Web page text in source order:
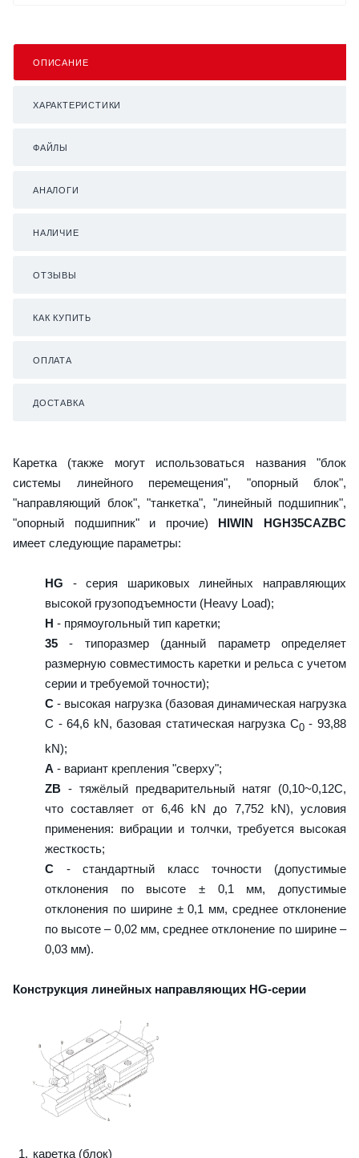
ОПИСАНИЕ
ХАРАКТЕРИСТИКИ
ФАЙЛЫ
АНАЛОГИ
НАЛИЧИЕ
ОТЗЫВЫ
КАК КУПИТЬ
ОПЛАТА
ДОСТАВКА
Каретка (также могут использоваться названия "блок
системы линейного перемещения", "опорный блок",
"направляющий блок", "танкетка", "линейный подшипник",
"опорный подшипник" и прочие) HIWIN HGH35CAZBC
имеет следующие параметры:
HG - серия шариковых линейных направляющих
высокой грузоподъемности (Heavy Load);
H - прямоугольный тип каретки;
35 - типоразмер (данный параметр определяет
размерную совместимость каретки и рельса с учетом
серии и требуемой точности);
C - высокая нагрузка (базовая динамическая нагрузка
C - 64,6 kN, базовая статическая нагрузка С0- 93,88
kN);
A - вариант крепления "сверху";
ZB - тяжёлый предварительный натяг (0,10~0,12C,
что составляет от 6,46 kN до 7,752 kN), условия
применения: вибрации и толчки, требуется высокая
жесткость;
C - стандартный класс точности (допустимые
отклонения по высоте ± 0,1 мм, допустимые
отклонения по ширине ± 0,1 мм, среднее отклонение
по высоте – 0,02 мм, среднее отклонение по ширине –
0,03 мм).
Конструкция линейных направляющих HG-серии
каретка (блок)